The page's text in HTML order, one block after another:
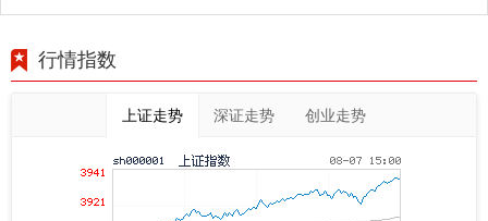
行情指数
上证走势 深证走势 创业走势